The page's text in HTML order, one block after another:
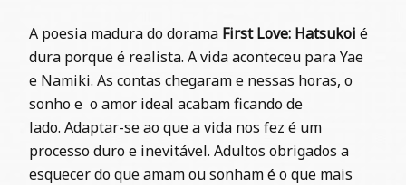
A poesia madura do dorama First Love: Hatsukoi é
dura porque é realista. A vida aconteceu paraYae
e Namiki. As contas chegaram e nessas horas, o
sonho e o amor ideal acabam ficando de
lado. Adaptar-se ao que a vida nos fez é um
processo duro e inevitável. Adultos obrigados a
esquecer do que amam ou sonham é o que mais